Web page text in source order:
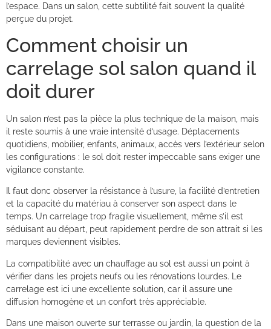
l’espace. Dans un salon, cette subtilité fait souvent la qualité
perçue du projet.
Comment choisir un
carrelage sol salon quand il
doit durer
Un salon n’est pas la pièce la plus technique de la maison, mais
il reste soumis à une vraie intensité d’usage. Déplacements
quotidiens, mobilier, enfants, animaux, accès vers l’extérieur selon
les configurations : le sol doit rester impeccable sans exiger une
vigilance constante.
Il faut donc observer la résistance à l’usure, la facilité d’entretien
et la capacité du matériau à conserver son aspect dans le
temps. Un carrelage trop fragile visuellement, même s’il est
séduisant au départ, peut rapidement perdre de son attrait si les
marques deviennent visibles.
La compatibilité avec un chauffage au sol est aussi un point à
vérifier dans les projets neufs ou les rénovations lourdes. Le
carrelage est ici une excellente solution, car il assure une
diffusion homogène et un confort très appréciable.
Dans une maison ouverte sur terrasse ou jardin, la question de la